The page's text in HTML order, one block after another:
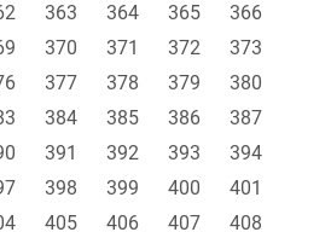
363 364 365
366
370 371 372
373
377 378 379
380
384 385 386
387
391 392 393
394
398 399 400
401
405 406 407
408